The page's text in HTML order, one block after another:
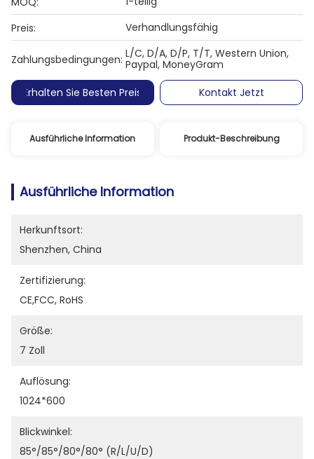
Preis:
Verhandlungsfähig
Zahlungsbedingungen: L/C, D/A, D/P, T/T, Western Union,
Paypal, MoneyGram
Erhalten Sie Besten Preis
Kontakt Jetzt
Ausführliche Information Produkt-Beschreibung
Ausführliche Information
Herkunftsort:
Shenzhen, China
Zertifizierung:
CE,FCC, RoHS
Größe:
7 Zoll
Auflösung:
1024*600
Blickwinkel:
85°/85°/80°/80° (R/L/U/D)